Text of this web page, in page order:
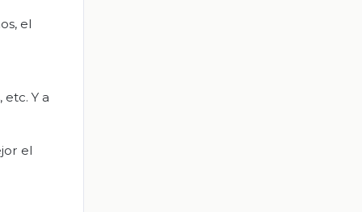
el
Y a
el